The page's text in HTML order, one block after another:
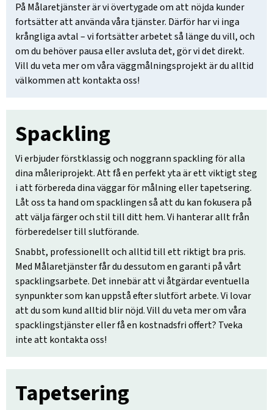
På Målaretjänster är vi övertygade om att nöjda kunder
fortsätter att använda våra tjänster. Därför har vi inga
krångliga avtal – vi fortsätter arbetet så länge du vill, och
om du behöver pausa eller avsluta det, gör vi det direkt.
Vill du veta mer om våra väggmålningsprojekt är du alltid
välkommen att kontakta oss!
Spackling
Vi erbjuder förstklassig och noggrann spackling för alla
dina måleriprojekt. Att få en perfekt yta är ett viktigt steg
i att förbereda dina väggar för målning eller tapetsering.
Låt oss ta hand om spacklingen så att du kan fokusera på
att välja färger och stil till ditt hem. Vi hanterar allt från
förberedelser till slutförande.
Snabbt, professionellt och alltid till ett riktigt bra pris.
Med Målaretjänster får du dessutom en garanti på vårt
spacklingsarbete. Det innebär att vi åtgärdar eventuella
synpunkter som kan uppstå efter slutfört arbete. Vi lovar
att du som kund alltid blir nöjd. Vill du veta mer om våra
spacklingstjänster eller få en kostnadsfri offert? Tveka
inte att kontakta oss!
Tapetsering